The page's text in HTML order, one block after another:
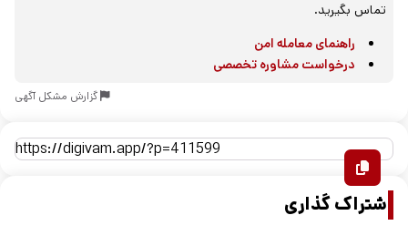
تماس بگیرید.
راهنمای معامله امن
درخواست مشاوره تخصصی
گزارش مشکل آگهی
اشتراک گذاری